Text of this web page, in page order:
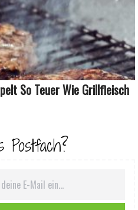
So Teuer Wie Grillfleisch
Postfach?